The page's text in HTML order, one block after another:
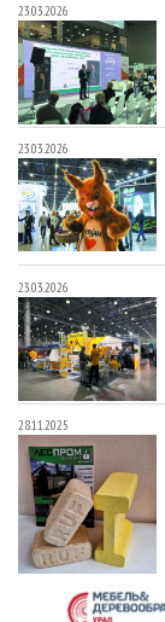
23.03.2026
23.03.2026
23.03.2026
28.11.2025